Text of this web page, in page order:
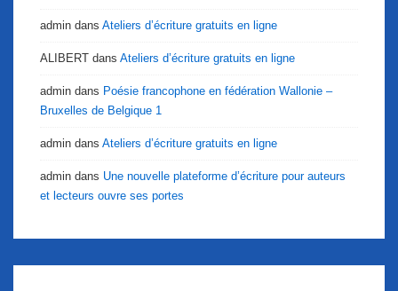
admin dans Ateliers d’écriture gratuits en ligne
ALIBERT dans Ateliers d’écriture gratuits en ligne
admin dans Poésie francophone en fédération Wallonie –
Bruxelles de Belgique 1
admin dans Ateliers d’écriture gratuits en ligne
admin dans Une nouvelle plateforme d’écriture pour auteurs
et lecteurs ouvre ses portes